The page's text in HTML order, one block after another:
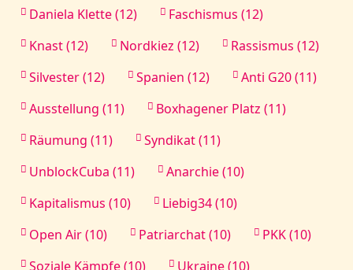
Daniela Klette (12)
Faschismus (12)
Knast (12)
Nordkiez (12)
Rassismus (12)
Silvester (12)
Spanien (12)
Anti G20 (11)
Ausstellung (11)
Boxhagener Platz (11)
Räumung (11)
Syndikat (11)
UnblockCuba (11)
Anarchie (10)
Kapitalismus (10)
Liebig34 (10)
Open Air (10)
Patriarchat (10)
PKK (10)
Soziale Kämpfe (10)
Ukraine (10)